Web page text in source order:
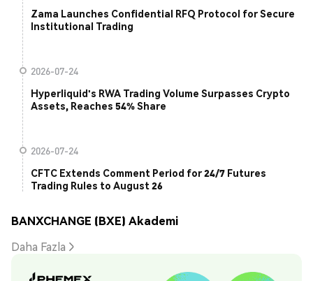
Zama Launches Confidential RFQ Protocol for Secure
Institutional Trading
2026-07-24
Hyperliquid's RWA Trading Volume Surpasses Crypto
Assets, Reaches 54% Share
2026-07-24
CFTC Extends Comment Period for 24/7 Futures
Trading Rules to August 26
BANXCHANGE (BXE) Akademi
Daha Fazla